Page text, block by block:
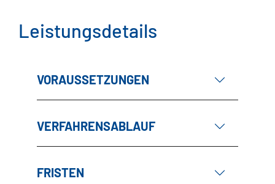
Leistungsdetails
VORAUSSETZUNGEN
VERFAHRENSABLAUF
FRISTEN